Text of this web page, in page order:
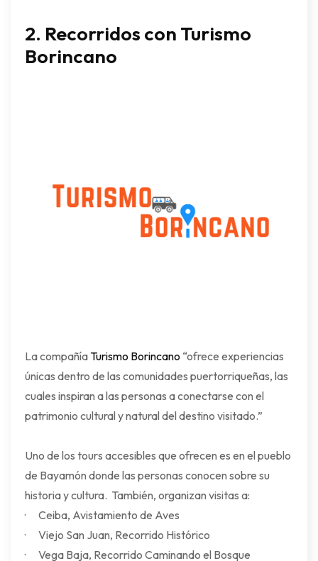
2. Recorridos con Turismo
Borincano
La compañía Turismo Borincano “ofrece experiencias
únicas dentro de las comunidades puertorriqueñas, las
cuales inspiran a las personas a conectarse con el
patrimonio cultural y natural del destino visitado.”
Uno de los tours accesibles que ofrecen es en el pueblo
de Bayamón donde las personas conocen sobre su
historia y cultura. También, organizan visitas a:
· Ceiba, Avistamiento de Aves
· Viejo San Juan, Recorrido Histórico
· Vega Baja, Recorrido Caminando el Bosque